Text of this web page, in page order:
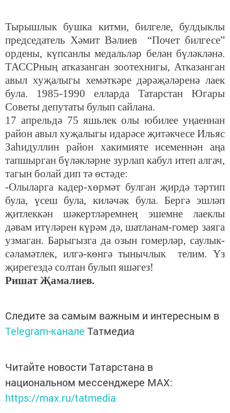
Тырышлык бушка китми, билгеле, булдыклы
председатель Хәмит Вәлиев “Почет билгесе”
ордены, күпсанлы медальләр белән бүләкләнә.
ТАССРның атказанган зоотехнигы, Атказанган
авыл хуҗалыгы хемәткәре дәрәҗәләренә лаек
була. 1985-1990 елларда Татарстан Югары
Советы депутаты булып сайлана.
17 апрельдә 75 яшьлек олы юбилее уңаеннан
район авыл хуҗалыгы идарәсе җитәкчесе Ильяс
Заһидуллин район хакимияте исеменнән аңа
тапшырган бүләкләрне зурлап кабул итеп алгач,
тагын болай дип тә өстәде:
-Олыларга кадер-хөрмәт булган җирдә тәртип
була, үсеш була, киләчәк була. Бергә эшләп
җитлеккән шәкертләремнең эшемне лаеклы
дәвам итүләрен күрәм дә, шатланам-гомер заяга
узмаган. Барыгызга да озын гомерләр, саулык-
сәламәтлек, илгә-көнгә тынычлык телим. Үз
җирегездә солтан булып яшәгез!
Ришат Җамалиев.
Следите за самым важным и интересным в
Telegram-канале Татмедиа
Читайте новости Татарстана в
национальном мессенджере MАХ:
https://max.ru/tatmedia